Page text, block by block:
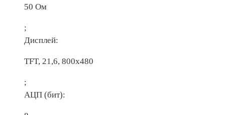
50 Ом
;
Дисплей:
TFT, 21,6, 800х480
;
АЦП (бит):